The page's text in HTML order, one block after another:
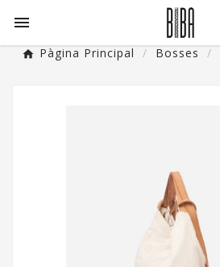

Pàgina Principal Bosses